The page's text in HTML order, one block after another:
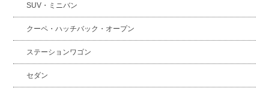
SUV・ミニバン
クーペ・ハッチバック・オープン
ステーションワゴン
セダン